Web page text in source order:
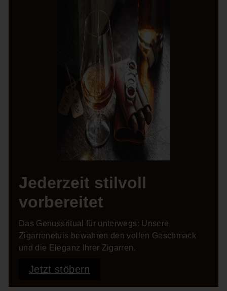
Jederzeit stilvoll
vorbereitet
Das Genussritual für unterwegs: Unsere
Zigarrenetuis bewahren den vollen Geschmack
und die Eleganz Ihrer Zigarren.
Jetzt stöbern